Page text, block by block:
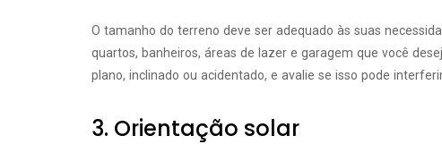
O tamanho do terreno deve ser adequado às suas
quartos, banheiros, áreas de lazer e garagem que você
plano, inclinado ou acidentado, e avalie se isso pode
3. Orientação solar